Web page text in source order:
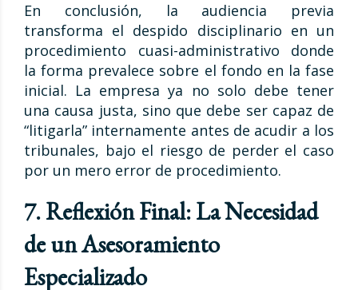
En conclusión, la audiencia previa
transforma el despido disciplinario en un
procedimiento cuasi-administrativo donde
la forma prevalece sobre el fondo en la fase
inicial. La empresa ya no solo debe tener
una causa justa, sino que debe ser capaz de
“litigarla” internamente antes de acudir a los
tribunales, bajo el riesgo de perder el caso
por un mero error de procedimiento.
7. Reflexión Final: La Necesidad
de un Asesoramiento
Especializado